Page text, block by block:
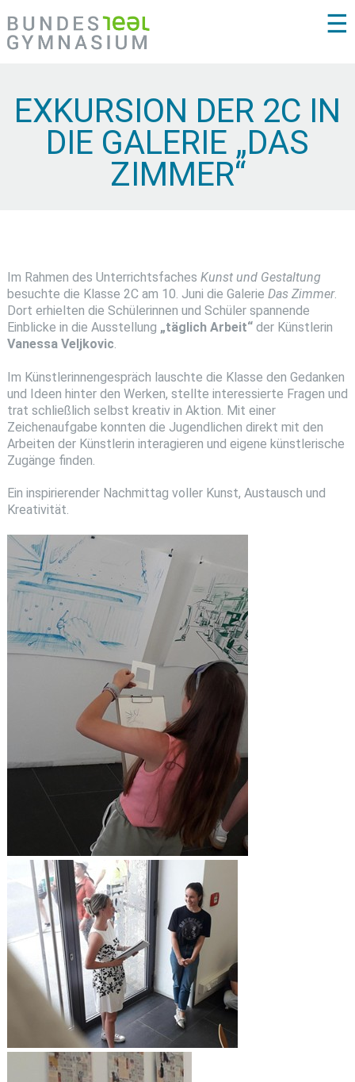
☰
EXKURSION DER 2C IN
DIE GALERIE „DAS
ZIMMER“
Im Rahmen des Unterrichtsfaches Kunst und Gestaltung
besuchte die Klasse 2C am 10. Juni die Galerie Das Zimmer.
Dort erhielten die Schülerinnen und Schüler spannende
Einblicke in die Ausstellung „täglich Arbeit“der Künstlerin
Vanessa Veljkovic
Im Künstlerinnengespräch lauschte die Klasse den Gedanken
und Ideen hinter den Werken, stellte interessierte Fragen und
trat schließlich selbst kreativ in Aktion. Mit einer
Zeichenaufgabe konnten die Jugendlichen direkt mit den
Arbeiten der Künstlerin interagieren und eigene künstlerische
Zugänge finden.
Ein inspirierender Nachmittag voller Kunst, Austausch und
Kreativität.